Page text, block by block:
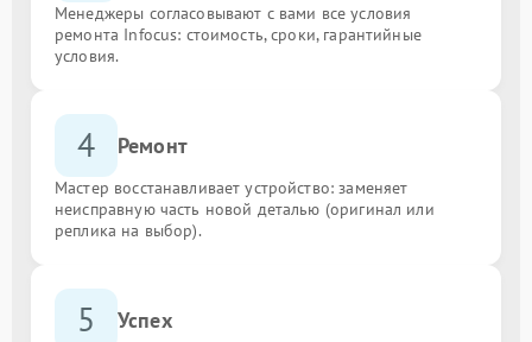
Менеджеры согласовывают с вами все условия
ремонта Infocus: стоимость, сроки, гарантийные
условия.
4 Ремонт
Мастер восстанавливает устройство: заменяет
неисправную часть новой деталью (оригинал или
реплика на выбор).
5 Успех